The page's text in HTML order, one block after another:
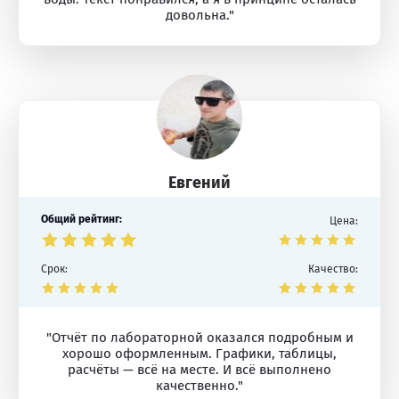
довольна."
Евгений
Общий рейтинг: Цена:
Срок: Качество:
"Отчёт по лабораторной оказался подробным и
хорошо оформленным. Графики, таблицы,
расчёты — всё на месте. И всё выполнено
качественно."